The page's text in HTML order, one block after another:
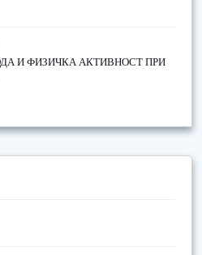
И ФИЗИЧКА АКТИВНОСТ ПРИ